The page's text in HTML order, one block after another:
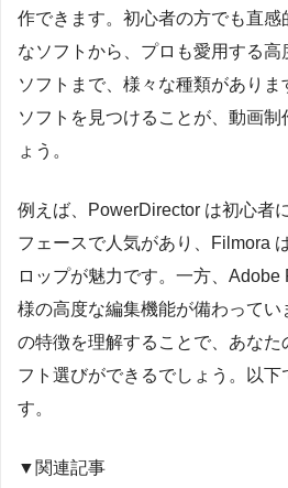
作できます。初心者の方でも直
なソフトから、プロも愛用する
ソフトまで、様々な種類があり
ソフトを見つけることが、動画
ょう。
例えば、PowerDirector は初心者
フェースで人気があり、Filmora
ロップが魅力です。一方、Adobe
様の高度な編集機能が備わってい
の特徴を理解することで、あなた
フト選びができるでしょう。以下
す。
▼関連記事